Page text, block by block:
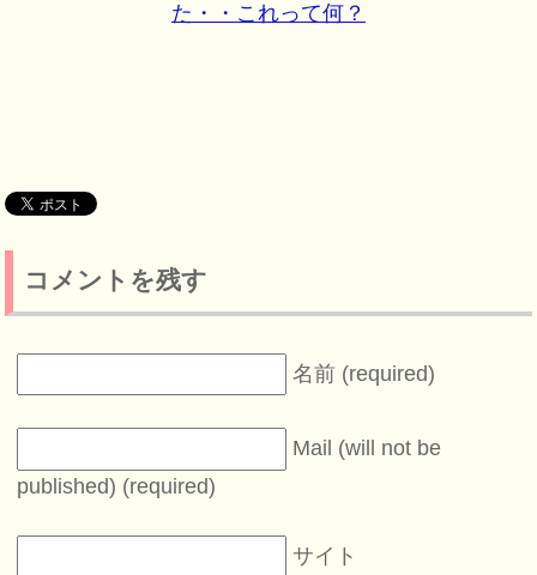
た・・これって何？
コメントを残す
名前 (required)
Mail (will not be
published) (required)
サイト